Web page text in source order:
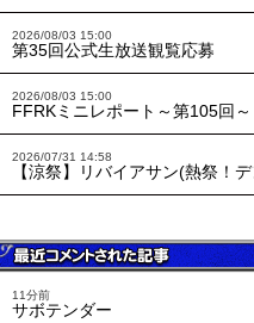
2026/08/03 15:00
第35回公式生放送観覧応募
2026/08/03 15:00
FFRKミニレポート～第105回～
2026/07/31 14:58
【涼祭】リバイアサン(熱祭！
11分前
サボテンダー